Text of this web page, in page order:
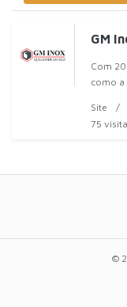
GM
Com
como a
Site
75
©